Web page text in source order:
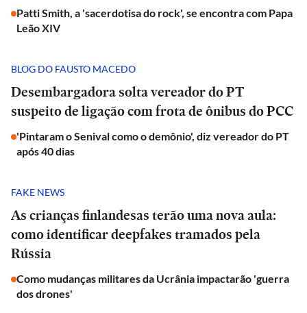
Patti Smith, a 'sacerdotisa do rock', se encontra com Papa
Leão XIV
BLOG DO FAUSTO MACEDO
Desembargadora solta vereador do PT
suspeito de ligação com frota de ônibus do PCC
'Pintaram o Senival como o demônio', diz vereador do PT
após 40 dias
FAKE NEWS
As crianças finlandesas terão uma nova aula:
como identificar deepfakes tramados pela
Rússia
Como mudanças militares da Ucrânia impactarão 'guerra
dos drones'